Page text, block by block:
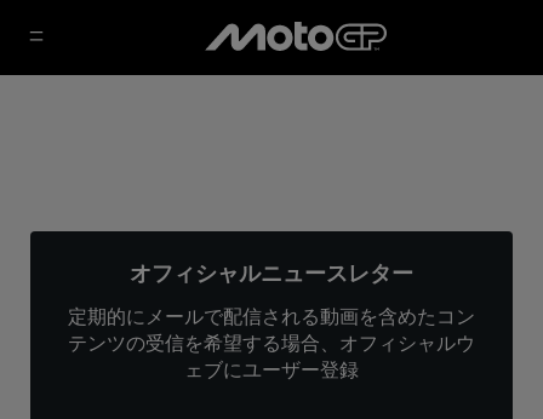
オフィシャルニュースレター
定期的にメールで配信される動画を含めたコン
テンツの受信を希望する場合、オフィシャルウ
ェブにユーザー登録